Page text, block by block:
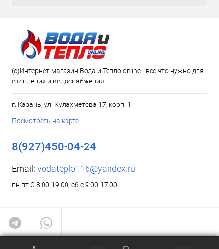
(c)Интернет-магазин Вода и Тепло online - все что нужно для
отопления и водоснабжения!
г. Казань, ул. Кулахметова 17, корп. 1
Посмотреть на карте
8(927)450-04-24
Email: vodateplo116@yandex.ru
пн-пт С 8:00-19:00, сб с 9:00-17:00